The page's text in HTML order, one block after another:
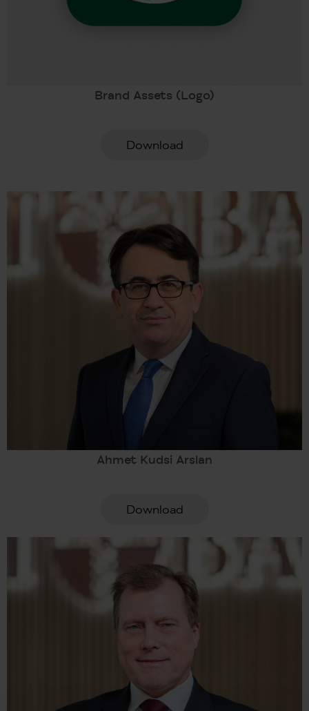
Brand Assets (Logo)
Download
Ahmet Kudsi Arslan
Download